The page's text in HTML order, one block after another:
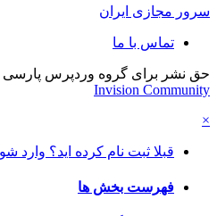
سرور مجازی ایران
تماس با ما
حق نشر برای گروه وردپرس
Invision Community
×
قبلا ثبت نام کرده اید؟ وارد
فهرست بخش ها